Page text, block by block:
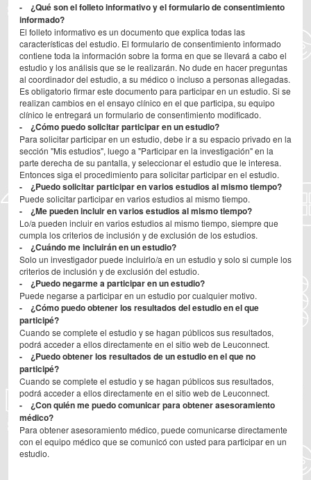
- ¿Qué son el folleto informativo y el formulario de consentimiento
informado?
El folleto informativo es un documento que explica todas las
características del estudio. El formulario de consentimiento informado
contiene toda la información sobre la forma en que se llevará a cabo el
estudio y los análisis que se le realizarán. No dude en hacer preguntas
al coordinador del estudio, a su médico o incluso a personas allegadas.
Es obligatorio firmar este documento para participar en un estudio. Si se
realizan cambios en el ensayo clínico en el que participa, su equipo
clínico le entregará un formulario de consentimiento modificado.
- ¿Cómo puedo solicitar participar en un estudio?
Para solicitar participar en un estudio, debe ir a su espacio privado en la
sección "Mis estudios", luego a "Participar en la investigación" en la
parte derecha de su pantalla, y seleccionar el estudio que le interesa.
Entonces siga el procedimiento para solicitar participar en el estudio.
- ¿Puedo solicitar participar en varios estudios al mismo tiempo?
Puede solicitar participar en varios estudios al mismo tiempo.
- ¿Me pueden incluir en varios estudios al mismo tiempo?
Lo/a pueden incluir en varios estudios al mismo tiempo, siempre que
cumpla los criterios de inclusión y de exclusión de los estudios.
- ¿Cuándo me incluirán en un estudio?
Solo un investigador puede incluirlo/a en un estudio y solo si cumple los
criterios de inclusión y de exclusión del estudio.
- ¿Puedo negarme a participar en un estudio?
Puede negarse a participar en un estudio por cualquier motivo.
- ¿Cómo puedo obtener los resultados del estudio en el que
participé?
Cuando se complete el estudio y se hagan públicos sus resultados,
podrá acceder a ellos directamente en el sitio web de Leuconnect.
- ¿Puedo obtener los resultados de un estudio en el que no
participé?
Cuando se complete el estudio y se hagan públicos sus resultados,
podrá acceder a ellos directamente en el sitio web de Leuconnect.
- ¿Con quién me puedo comunicar para obtener asesoramiento
médico?
Para obtener asesoramiento médico, puede comunicarse directamente
con el equipo médico que se comunicó con usted para participar en un
estudio.